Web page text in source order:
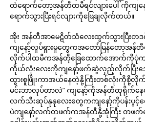
ထဲရောက်တော့အန်တီထမီရင်လျားပေါ် ကိုက
ရောက်သွားပြီးရင်လျားကိုဖြေချလိုက်တယ်။
အိုး အန်တီအာမေဋိတ်သံလေးထွက်သွားပြီးတ
ကျနော့်လှုပ်ရှားမှုတွေကအတော်မြန်တော့အန်တီ
လိုက်ပါထမီကအန်တီ့ခြေထောက်အောက်ကိုပုံ
ကိုယ်လုံးလေးကိုကျနော့်ဖက်ဆွဲလှည့်လိုက်ပြီးအော
ထွားစူဖြိုးကာအယ်နေတဲ့နို့ကြီးတစ်လုံးကိုစို့
မင်းဘာလုပ်တာလဲ” ကျနော့်ကိုအန်တီထုရိုက်န
လက်သီးဆုပ်နုနုလေးတွေကကျနော့်ကိုပန်းပွင့်လ
ပဲကျနော့်လက်တဖက်ကအန်တီနို့အုံကြီး တဖက်ပ